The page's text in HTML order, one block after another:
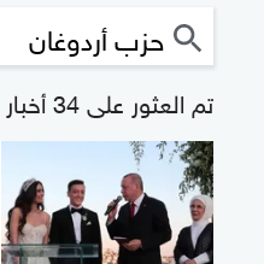
تم العثور على 34 أخبار "حزب أردوغان"